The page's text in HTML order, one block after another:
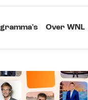
Over WNL